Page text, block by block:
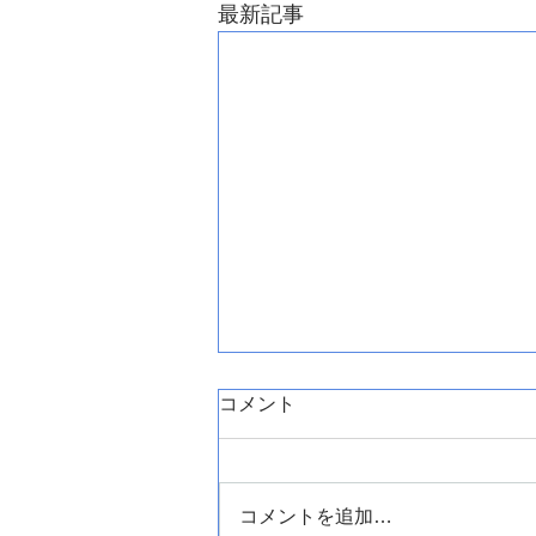
最新記事
コメント
コメントを追加…